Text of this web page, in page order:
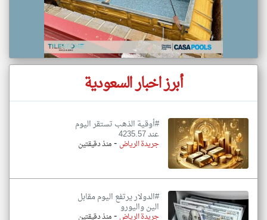
أبرز اخبار السعودية
#أوقية الذهب تستقر اليوم
عند 4235.57
جريدة الرياض -منذ دقيقتين
#الدولار ‌يرتفع اليوم مقابل
الين واليورو
جريدة الرياض منذ دقيقتين